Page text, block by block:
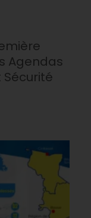
Agendas
Sécurité